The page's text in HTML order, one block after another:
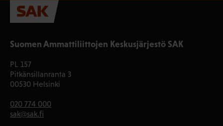
Suomen Ammattiliittojen Keskusjärjestö SAK
PL 157
Pitkänsillanranta 3
00530 Helsinki
020 774 000
sak@sak.fi